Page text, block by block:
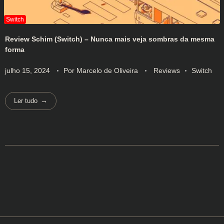
Review Schim (Switch) – Nunca mais veja sombras da mesma
forma
julho 15, 2024 Por Marcelo de Oliveira Reviews Switch
Ler tudo